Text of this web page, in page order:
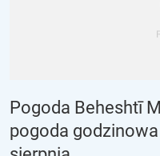
Pogoda Beheshtī
pogoda